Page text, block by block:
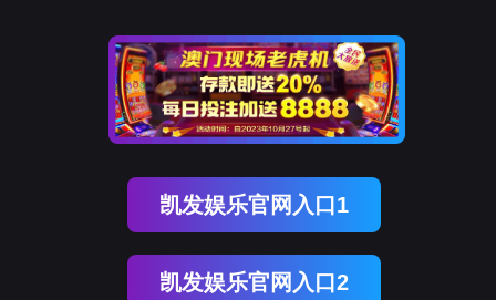
未找到指定的栏目
页面将在 3秒后自动跳转